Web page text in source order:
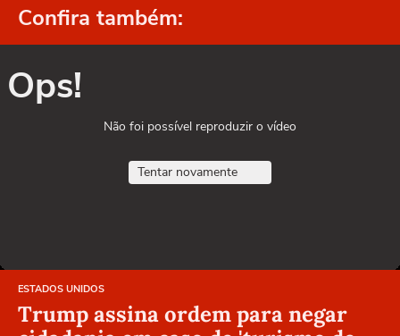
Confira também:
Ops!
Não foi possível reproduzir o vídeo
Tentar novamente
ESTADOS UNIDOS
Trump assina ordem para negar